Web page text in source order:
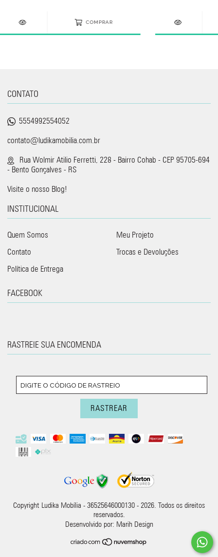
COMPRAR
CONTATO
5554992554052
contato@ludikamobilia.com.br
Rua Wolmir Atilio Ferretti, 228 - Bairro Cohab - CEP 95705-694
- Bento Gonçalves - RS
Visite o nosso Blog!
INSTITUCIONAL
Quem Somos
Meu Projeto
Contato
Trocas e Devoluções
Política de Entrega
FACEBOOK
RASTREIE SUA ENCOMENDA
Copyright Ludika Mobília - 36525646000130 - 2026. Todos os direitos
reservados.
Desenvolvido por: Marih Design